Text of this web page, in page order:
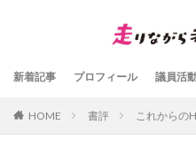
新着記事 プロフィール 議員活
HOME 書評 これからの